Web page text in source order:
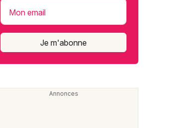
Mon email
Je m'abonne